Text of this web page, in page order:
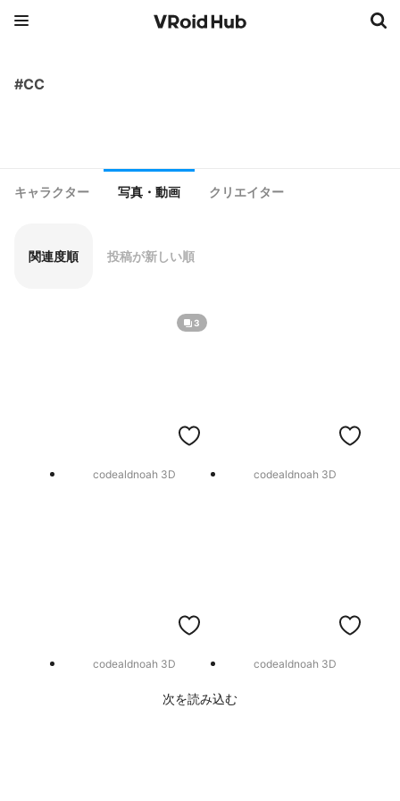
#CC
キャラクター 写真・動画 クリエイター
関連度順 投稿が新しい順
3
codealdnoah 3D codealdnoah 3D
codealdnoah 3D codealdnoah 3D
次を読み込む